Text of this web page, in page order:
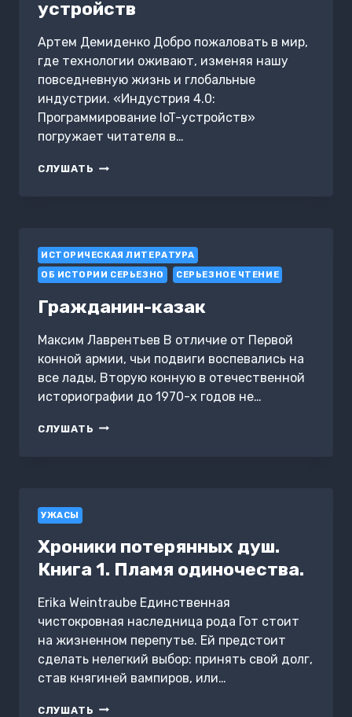
устройств
Артем Демиденко Добро пожаловать в мир,
где технологии оживают, изменяя нашу
повседневную жизнь и глобальные
индустрии. «Индустрия 4.0:
Программирование IoT-устройств»
погружает читателя в…
СЛУШАТЬ ИНДУСТРИЯ
ИСТОРИЧЕСКАЯ ЛИТЕРАТУРА
ОБ ИСТОРИИ СЕРЬЕЗНО
СЕРЬЕЗНОЕ ЧТЕНИЕ
Гражданин-казак
Максим Лаврентьев В отличие от Первой
конной армии, чьи подвиги воспевались на
все лады, Вторую конную в отечественной
историографии до 1970-х годов не…
СЛУШАТЬ ГРАЖДАНИН-
УЖАСЫ
Хроники потерянных душ.
Книга 1. Пламя одиночества.
Erika Weintraube Единственная
чистокровная наследница рода Гот стоит
на жизненном перепутье. Ей предстоит
сделать нелегкий выбор: принять свой долг,
став княгиней вампиров, или…
СЛУШАТЬ ХРОНИКИ